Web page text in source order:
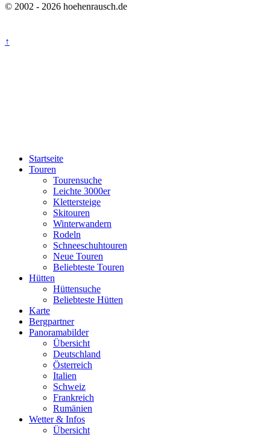
© 2002 - 2026 hoehenrausch.de
↑
Startseite
Touren
Tourensuche
Leichte 3000er
Klettersteige
Skitouren
Winterwandern
Rodeln
Schneeschuhtouren
Neue Touren
Beliebteste Touren
Hütten
Hüttensuche
Beliebteste Hütten
Karte
Bergpartner
Panoramabilder
Übersicht
Deutschland
Österreich
Italien
Schweiz
Frankreich
Rumänien
Wetter & Infos
Übersicht